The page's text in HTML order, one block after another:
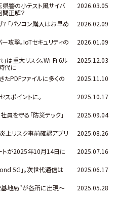
県警の小テスト風サイバ
問正解？
2026.03.05
「パソコン購入はお早め
2026.02.09
攻撃。IoTセキュリティの
2026.01.09
は重大リスク。Wi-Fi 6ル
代に
2025.12.03
PDFファイルに多くの
2025.11.10
スポイントに。
2025.10.17
員を守る「防災テック」
2025.09.04
上リスク事前確認アプリ
2025.08.26
トが2025年10月14日に
2025.07.16
5G」。次世代通信は
2025.06.17
基地局"が各所に出現～
2025.05.28